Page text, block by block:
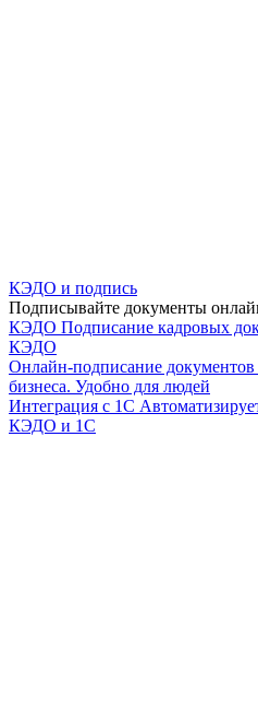
КЭДО и подпись
Подписывайте документы
КЭДО Подписание кадровых
КЭДО
Онлайн-подписание
бизнеса. Удобно для людей
Интеграция с 1С
КЭДО и 1С